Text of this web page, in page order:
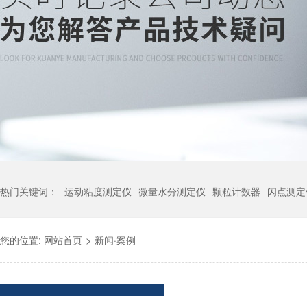
热门关键词： 运动粘度测定仪 微量水分测定仪 颗粒计数器 闪点测
您的位置: 网站首页 > 新闻·案例